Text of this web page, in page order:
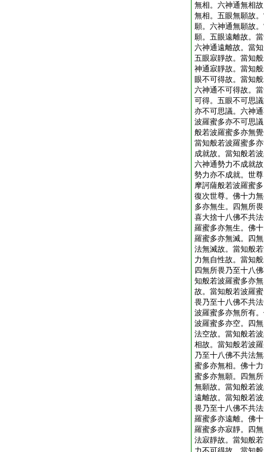
無相。六神通無相
無相。五眼無願故
願。六神通無願故
願。五眼遠離故。
六神通遠離故。當
五眼寂靜故。當知
神通寂靜故。當知
眼不可得故。當知
六神通不可得故。
可得。五眼不可思
亦不可思議。六神
波羅蜜多亦不可思
般若波羅蜜多亦無
當知般若波羅蜜多
成就故。當知般若
六神通勢力不成就
勢力亦不成就。世
摩訶薩般若波羅蜜
復次世尊。佛十力
多亦無生。四無所
喜大捨十八佛不共
羅蜜多亦無生。佛
羅蜜多亦無滅。四
法無滅故。當知般
力無自性故。當知
四無所畏乃至十八
知般若波羅蜜多亦
故。當知般若波羅
畏乃至十八佛不共
波羅蜜多亦無所有
波羅蜜多亦空。四
法空故。當知般若
相故。當知般若波
乃至十八佛不共法
蜜多亦無相。佛十
蜜多亦無願。四無
無願故。當知般若
遠離故。當知般若
畏乃至十八佛不共
羅蜜多亦遠離。佛
羅蜜多亦寂靜。四
法寂靜故。當知般